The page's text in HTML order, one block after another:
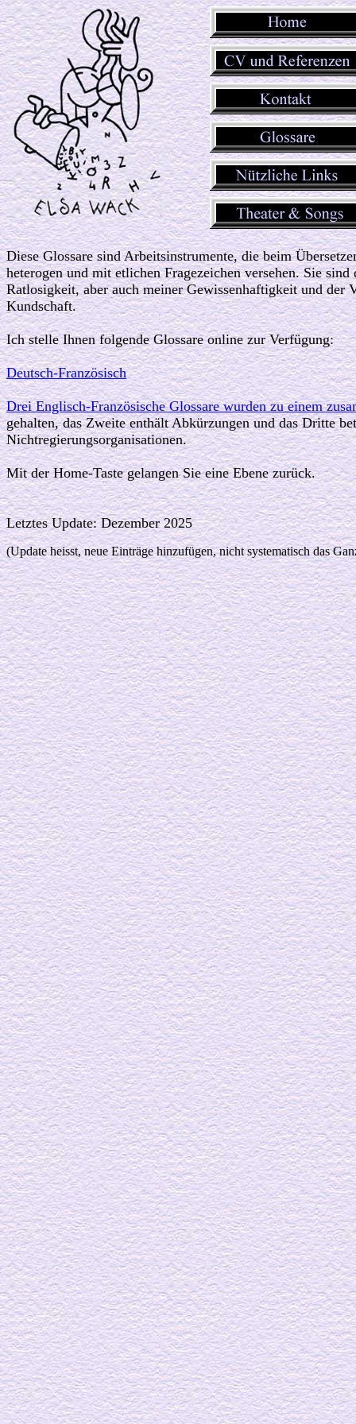
Diese Glossare sind Arbeitsinstrumente, die beim
heterogen und mit etlichen Fragezeichen versehen. Sie sind
Ratlosigkeit, aber auch meiner Gewissenhaftigkeit und der
Kundschaft.
Ich stelle Ihnen folgende Glossare online zur Verfügung:
Deutsch-Französisch
Drei Englisch-Französische Glossare wurden zu einem
gehalten, das Zweite enthält Abkürzungen und das Dritte
Nichtregierungsorganisationen.
Mit der Home-Taste gelangen Sie eine Ebene zurück.
Letztes Update: Dezember 2025
(Update heisst, neue Einträge hinzufügen, nicht systematisch das